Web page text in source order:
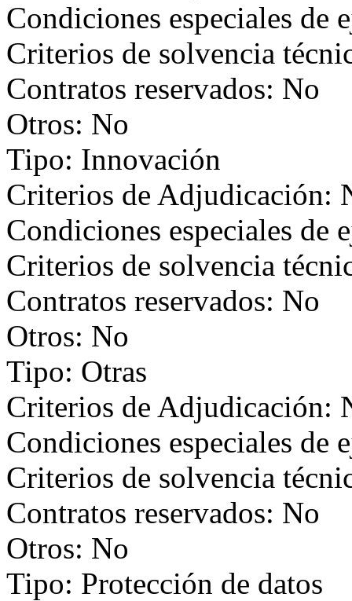
Condiciones especiales de
Criterios de solvencia
Contratos reservados: No
Otros: No
Tipo: Innovación
Criterios de Adjudicación:
Condiciones especiales de
Criterios de solvencia
Contratos reservados: No
Otros: No
Tipo: Otras
Criterios de Adjudicación:
Condiciones especiales de
Criterios de solvencia
Contratos reservados: No
Otros: No
Tipo: Protección de datos